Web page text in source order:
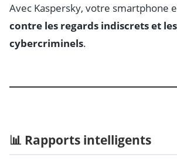
Avec Kaspersky, votre smartphone
contre les regards indiscrets et les
cybercriminels.
📊 Rapports intelligents